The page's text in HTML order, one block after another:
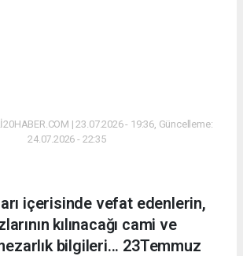
| 23.07.2026 - 19:36, Güncelleme:
24.07.2026 - 22:35
içerisinde vefat edenlerin,
kılınacağı cami ve
bilgileri... 23Temmuz